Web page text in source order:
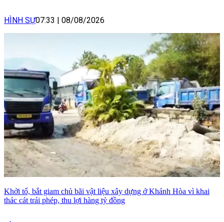
HÌNH SỰ07:33 08/08/2026
Khởi tố, bắt giam chủ bãi vật liệu xây dựng ở Khánh Hòa vì khai
thác cát trái phép, thu lợi hàng tỷ đồng